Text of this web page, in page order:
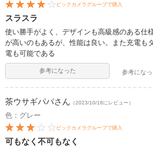
ビックカメラグループで購入
スラスラ
使い勝手がよく、デザインも高級感のある仕
が高いのもあるが、性能は良い。また充電も
電も可能である
参考になった 参考になっ
茶ウサギパパさん （2023/10/18にレビュー）
色：グレー
ビックカメラグループで購入
可もなく不可もなく